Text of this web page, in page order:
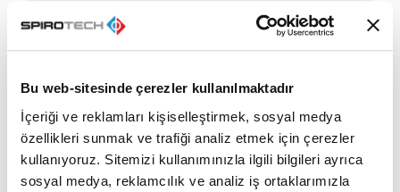
Bu web-sitesinde çerezler kullanılmaktadır
İçeriği ve reklamları kişiselleştirmek, sosyal medya
özellikleri sunmak ve trafiği analiz etmek için çerezler
kullanıyoruz. Sitemizi kullanımınızla ilgili bilgileri ayrıca
sosyal medya, reklamcılık ve analiz iş ortaklarımızla
400.0 mm
Malzeme yalıtımı
Expanded polypropylene (EPP)
Malzeme
muhafazası
Sıcaklık
koruması
110.0 °C
Renk Black